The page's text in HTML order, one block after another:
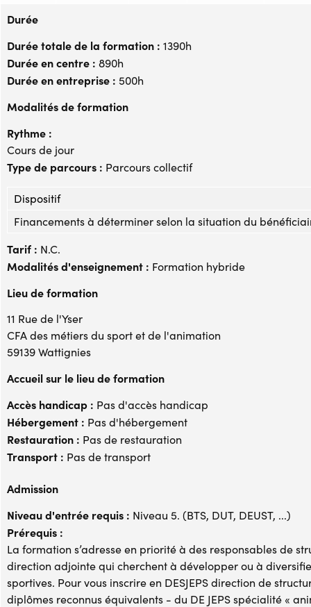
Durée
Durée totale de la formation : 1390h
Durée en centre : 890h
Durée en entreprise : 500h
Modalités de formation
Rythme :
Cours de jour
Type de parcours : Parcours collectif
Dispositif
Financements à déterminer selon la situation du
Tarif : N.C.
Modalités d'enseignement : Formation hybride
Lieu de formation
11 Rue de l'Yser
CFA des métiers du sport et de l'animation
59139 Wattignies
Accueil sur le lieu de formation
Accès handicap : Pas d'accès handicap
Hébergement : Pas d'hébergement
Restauration : Pas de restauration
Transport : Pas de transport
Admission
Niveau d'entrée requis : Niveau 5. (BTS, DUT, DEUST, ...)
Prérequis :
La formation s’adresse en priorité à des responsables de
direction adjointe qui cherchent à développer ou à
sportives. Pour vous inscrire en DESJEPS direction de
diplômes reconnus équivalents - du DE JEPS spécialité «